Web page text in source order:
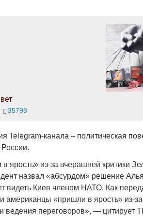
35798
Telegram-канала – политическая
России.
из-за вчерашней критики
назвал «абсурдом» решение
видеть Киев членом НАТО. Как
«пришли в ярость» из-
ведения переговоров», — цитирует